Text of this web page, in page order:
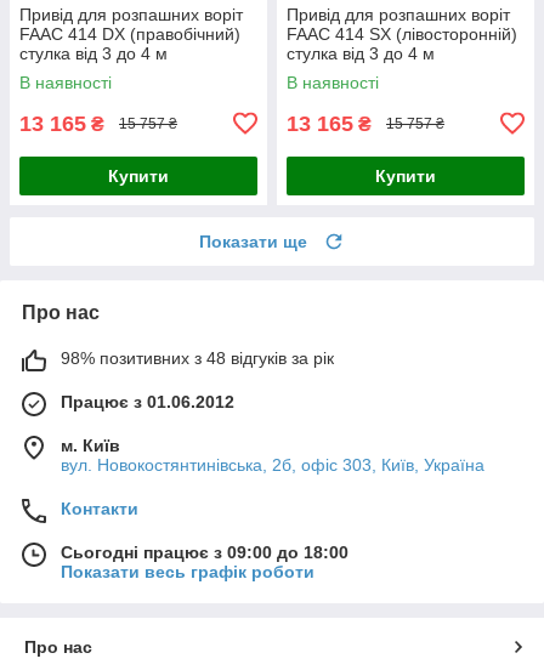
Привід для розпашних воріт
FAAC 414 DX (правобічний)
стулка від 3 до 4 м
В наявності
13 165 ₴ 15 757 ₴
Купити
Привід для розпашних воріт
FAAC 414 SX (лівосторонній)
стулка від 3 до 4 м
В наявності
13 165 ₴ 15 757 ₴
Купити
Показати ще
Про нас
98% позитивних з 48 відгуків за рік
Працює з 01.06.2012
м. Київ
вул. Новокостянтинівська, 2б, офіс 303, Київ, Україна
Контакти
Сьогодні працює з 09:00 до 18:00
Показати весь графік роботи
Про нас